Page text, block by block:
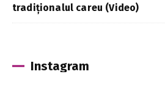
tradiționalul careu (Video)
Instagram